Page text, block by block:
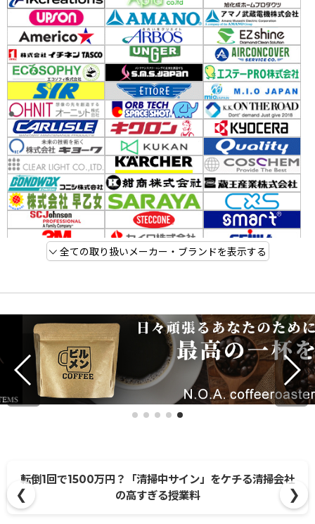
全ての取り扱いメーカー・ブランドを表示する
転倒1回で1500万円？「清掃中サイン」をケチる清掃会社
の高すぎる授業料
❮ ❯